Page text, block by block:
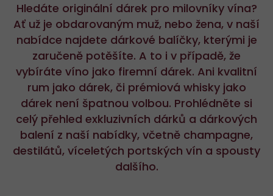
Hledáte originální dárek pro milovníky vína?
Ať už je obdarovaným muž, nebo žena, v naší
nabídce najdete dárkové balíčky, kterými je
zaručeně potěšíte. A to i v případě, že
vybíráte víno jako firemní dárek. Ani kvalitní
rum jako dárek, či prémiová whisky jako
dárek není špatnou volbou. Prohlédněte si
celý přehled exkluzivních dárků a dárkových
balení z naší nabídky, včetně champagne,
destilátů, víceletých portských vín a spousty
dalšího.